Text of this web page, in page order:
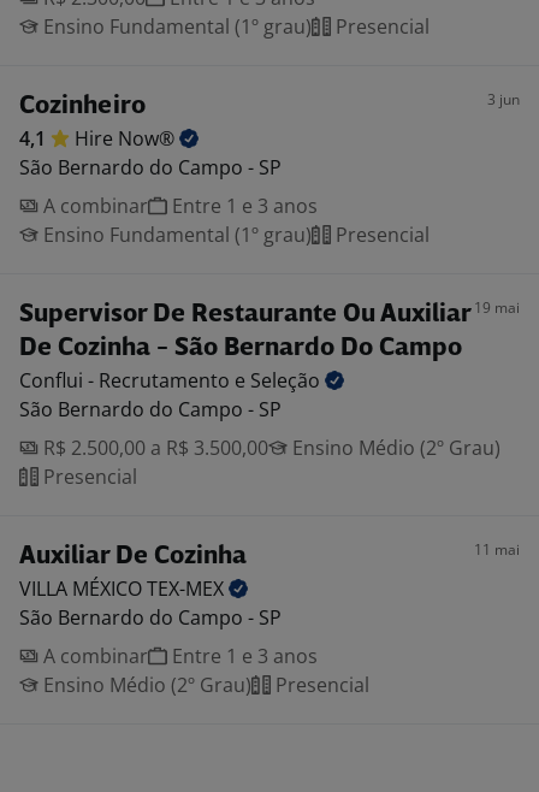
Ensino Fundamental (1º grau)
Presencial
Cozinheiro 3 jun
4,1 Hire Now®
São Bernardo do Campo - SP
A combinar
Entre 1 e 3 anos
Ensino Fundamental (1º grau)
Presencial
Supervisor De Restaurante Ou Auxiliar
De Cozinha - São Bernardo Do Campo
19 mai
Conflui - Recrutamento e Seleção
São Bernardo do Campo - SP
R$ 2.500,00 a R$ 3.500,00
Ensino Médio (2º Grau)
Presencial
Auxiliar De Cozinha 11 mai
VILLA MÉXICOTEX-MEX
São Bernardo do Campo - SP
A combinar
Entre 1 e 3 anos
Ensino Médio (2º Grau)
Presencial